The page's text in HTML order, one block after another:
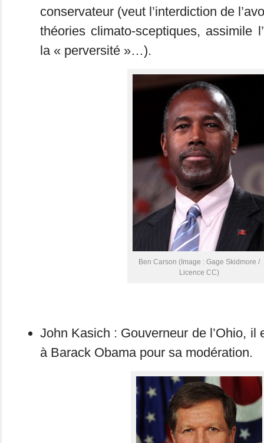
conservateur (veut l’interdiction de
théories climato-sceptiques, assimile
la « perversité »…).
Ben Carson (Image : Gage Skidmore /
Licence CC)
John Kasich : Gouverneur de l’Ohio, il
à Barack Obama pour sa modération.